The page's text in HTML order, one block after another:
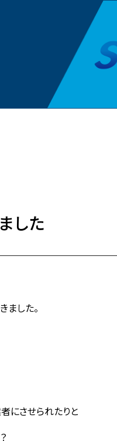
した
した。
にさせられたりと